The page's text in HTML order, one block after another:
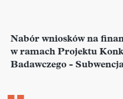
Nabór wniosków na
w ramach Projektu
Badawczego - Subwencja